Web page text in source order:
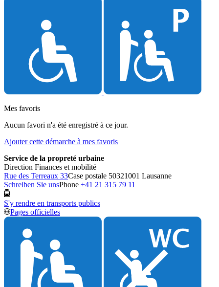
Mes favoris
Aucun favori n'a été enregistré à ce jour.
Ajouter cette démarche à mes favoris
Service de la propreté urbaine
Direction Finances et mobilité
Rue des Terreaux 33Case postale 50321001 Lausanne
Schreiben Sie unsPhone +41 21 315 79 11
S'y rendre en transports publics
Pages officielles